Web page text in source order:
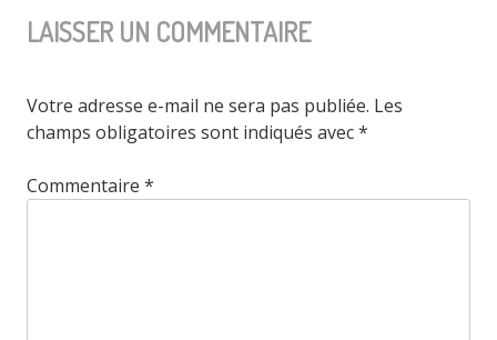
LAISSER UN COMMENTAIRE
Votre adresse e-mail ne sera pas publiée. Les
champs obligatoires sont indiqués avec*
Commentaire *